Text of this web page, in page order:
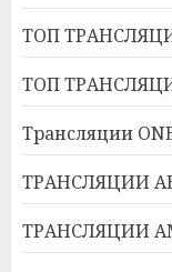
ТОП
ТОП
Трансляции
ТРАНСЛЯЦИИ
ТРАНСЛЯЦИИ